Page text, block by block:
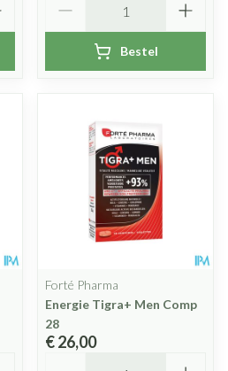
Bestel
Forté Pharma
Energie Tigra+ Men Comp
28
€ 26,00